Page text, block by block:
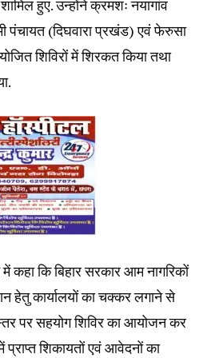
हुए. उन्होंने क्रमशः नयागांव
(दिघवारा प्रखंड) एवं फेरुसा
शिविरों में शिरकत किया तथा
कि बिहार सरकार आम नागरिकों
हेतु कार्यालयों का चक्कर लगाने से
पर सहयोग शिविर का आयोजन कर
प्राप्त शिकायतों एवं आवेदनों का